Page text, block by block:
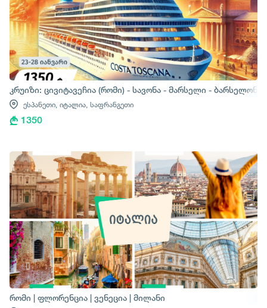
კრუიზი: ცივიტავეჩია (რომი) - სავონა - მარსელი - ბარსელონა
ესპანეთი, იტალია, საფრანგეთი
1350
რომი | ფლორენცია | ვენეცია | მილანი